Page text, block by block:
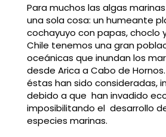
Para muchos las algas
una sola cosa: un humeante
cochayuyo con papas, choclo
Chile tenemos una gran
oceánicas que inundan los
desde Arica a Cabo de
éstas han sido consideradas,
debido a que han invadido
imposibilitando el desarrollo
especies marinas.